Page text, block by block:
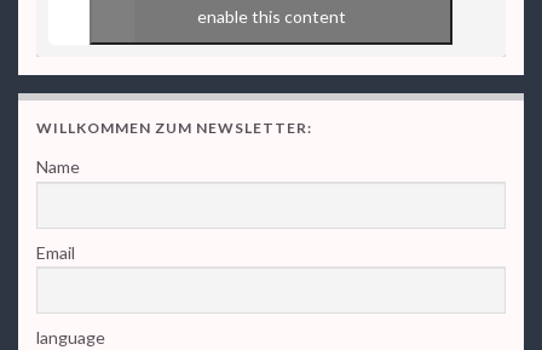
enable this content
WILLKOMMEN ZUM NEWSLETTER:
Name
Email
language